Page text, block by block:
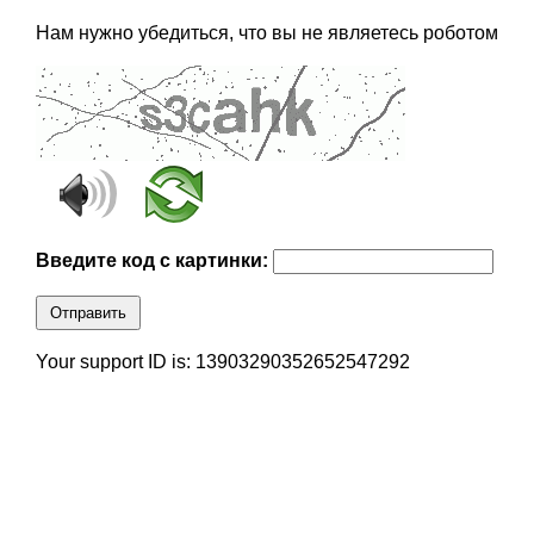
Нам нужно убедиться, что вы не являетесь роботом
Введите код с картинки:
Отправить
Your support ID is: 13903290352652547292